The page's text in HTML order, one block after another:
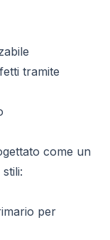
tramite
come un
per